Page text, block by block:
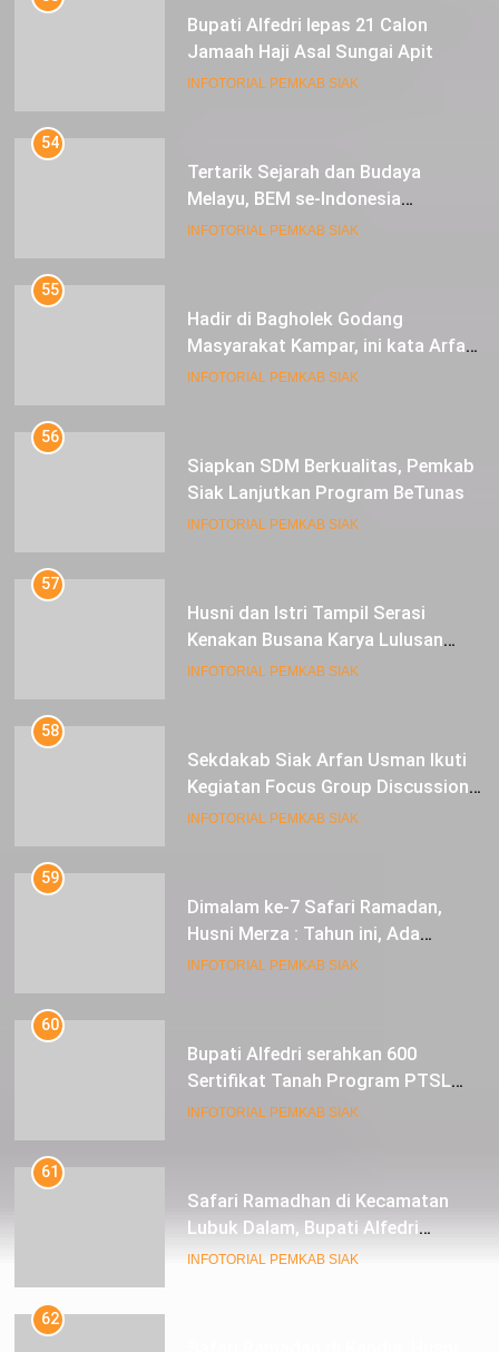
Bupati Alfedri lepas 21 Calon
Jamaah Haji Asal Sungai Apit
INFOTORIAL PEMKAB SIAK
54
Tertarik Sejarah dan Budaya
Melayu, BEM se-Indonesia
Berkunjung ke Kabupaten Siak
INFOTORIAL PEMKAB SIAK
55
Hadir di Bagholek Godang
Masyarakat Kampar, ini kata Arfan
Usman
INFOTORIAL PEMKAB SIAK
56
Siapkan SDM Berkualitas, Pemkab
Siak Lanjutkan Program BeTunas
INFOTORIAL PEMKAB SIAK
57
Husni dan Istri Tampil Serasi
Kenakan Busana Karya Lulusan
SMK Pariwisata Siak, di Lancang
INFOTORIAL PEMKAB SIAK
58
Sekdakab Siak Arfan Usman Ikuti
Kegiatan Focus Group Discussion
Tentang Kebijakan Penganggaran
INFOTORIAL PEMKAB SIAK
59
Dimalam ke-7 Safari Ramadan,
Husni Merza : Tahun ini, Ada
Perbaikan Jalan Lintas Siak ke
INFOTORIAL PEMKAB SIAK
60
Bupati Alfedri serahkan 600
Sertifikat Tanah Program PTSL
kepada Masyarakat Tualang
INFOTORIAL PEMKAB SIAK
61
Safari Ramadhan di Kecamatan
Lubuk Dalam, Bupati Alfedri
Mengingatkan Masyarakat
INFOTORIAL PEMKAB SIAK
62